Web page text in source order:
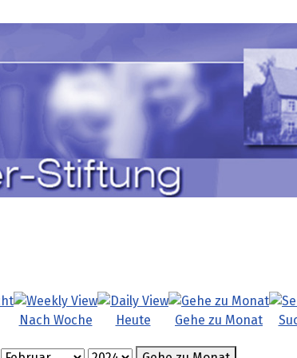
Nach Woche Heute Gehe zu Monat